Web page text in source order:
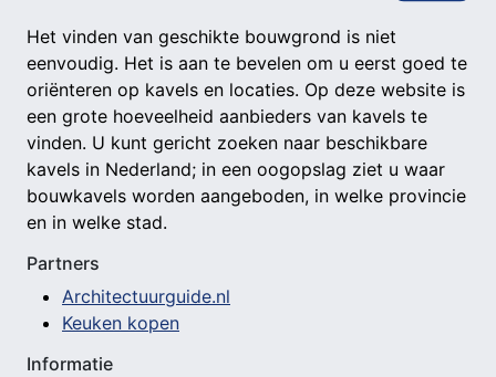
Het vinden van geschikte bouwgrond is niet
eenvoudig. Het is aan te bevelen om u eerst goed te
oriënteren op kavels en locaties. Op deze website is
een grote hoeveelheid aanbieders van kavels te
vinden. U kunt gericht zoeken naar beschikbare
kavels in Nederland; in een oogopslag ziet u waar
bouwkavels worden aangeboden, in welke provincie
en in welke stad.
Partners
Architectuurguide.nl
Keuken kopen
Informatie